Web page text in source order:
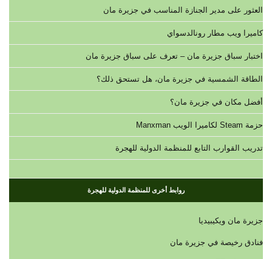
العثور على مدير الجنازة المناسب في جزيرة مان
كاميرا ويب مطار رونالدسواي
اختبار سباق جزيرة مان – تعرف على سباق جزيرة مان
الطاقة الشمسية في جزيرة مان، هل تستحق ذلك؟
أفضل مكان في جزيرة مان؟
حزمة Steam لكاميرا الويب Manxman
تدريب القوارب التابع للمنظمة الدولية للهجرة
روابط أخرى للمنظمة الدولية للهجرة
جزيرة مان ويكيبيديا
فنادق رخيصة في جزيرة مان